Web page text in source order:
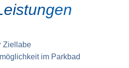
Ziellabe
im Parkbad